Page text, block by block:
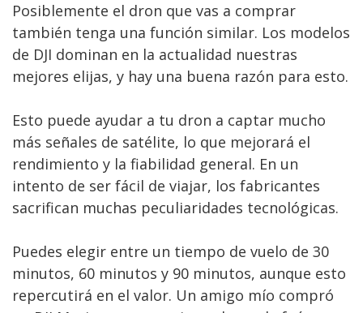
Posiblemente el dron que vas a comprar
también tenga una función similar. Los modelos
de DJI dominan en la actualidad nuestras
mejores elijas, y hay una buena razón para esto.
Esto puede ayudar a tu dron a captar mucho
más señales de satélite, lo que mejorará el
rendimiento y la fiabilidad general. En un
intento de ser fácil de viajar, los fabricantes
sacrifican muchas peculiaridades tecnológicas.
Puedes elegir entre un tiempo de vuelo de 30
minutos, 60 minutos y 90 minutos, aunque esto
repercutirá en el valor. Un amigo mío compró